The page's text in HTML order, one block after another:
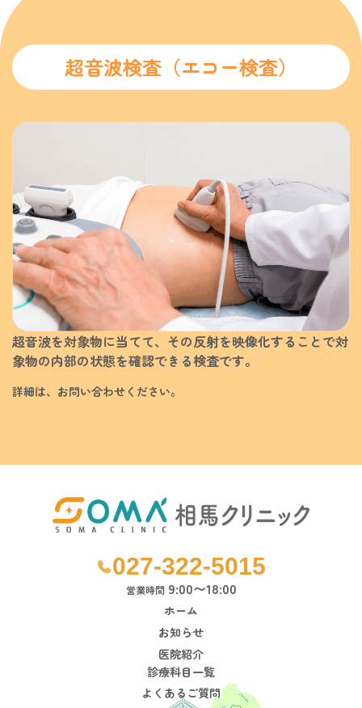
超音波検査（エコー検査）
超音波を対象物に当てて、その反射を映像化することで対
象物の内部の状態を確認できる検査です。
詳細は、お問い合わせください。
ホーム
お知らせ
医院紹介
診療科目一覧
よくあるご質問
027-322-5015
営業時間 9:00〜18:00